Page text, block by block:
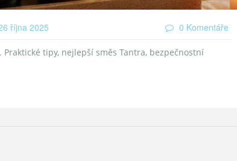
října 2025 0 Komentáře
tipy, nejlepší směs Tantra, bezpečnostní